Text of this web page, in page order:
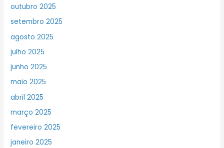
outubro 2025
setembro 2025
agosto 2025
julho 2025
junho 2025
maio 2025
abril 2025
março 2025
fevereiro 2025
janeiro 2025